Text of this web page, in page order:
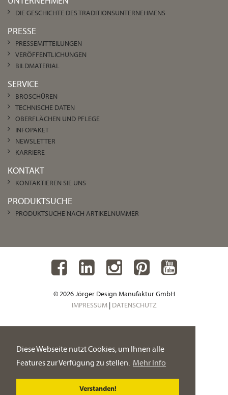
Diese Webseite nutzt Cookies, um Ihnen alle
Features zur Verfügung zu stellen. Mehr Info
Verstanden!
DIE GESCHICHTE DES TRADITIONSUNTERNEHMENS
PRESSE
PRESSEMITTEILUNGEN
VERÖFFENTLICHUNGEN
BILDMATERIAL
SERVICE
BROSCHÜREN
TECHNISCHE DATEN
OBERFLÄCHEN UND PFLEGE
INFOPAKET
NEWSLETTER
KARRIERE
KONTAKT
KONTAKTIEREN SIE UNS
PRODUKTSUCHE
PRODUKTSUCHE NACH ARTIKELNUMMER
© 2026 Jörger Design Manufaktur GmbH
IMPRESSUM| DATENSCHUTZ